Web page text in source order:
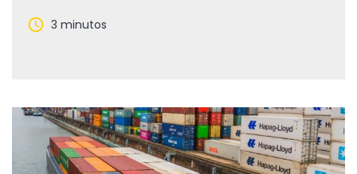
3 minutos